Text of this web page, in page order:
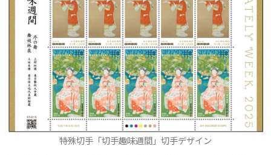
特殊切手「切手趣味週間」切手デザイン